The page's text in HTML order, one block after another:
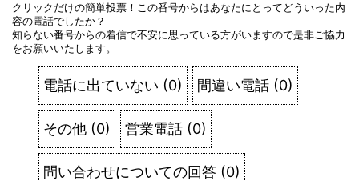
クリックだけの簡単投票！この番号からはあなたにとってどういった内
容の電話でしたか？
知らない番号からの着信で不安に思っている方がいますので是非ご協力
をお願いいたします。
電話に出ていない (0) 間違い電話 (0)
その他 (0) 営業電話 (0)
問い合わせについての回答 (0)